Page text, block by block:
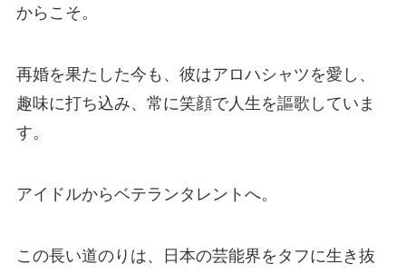
からこそ。
再婚を果たした今も、彼はアロハシャツを愛し、
趣味に打ち込み、常に笑顔で人生を謳歌していま
す。
アイドルからベテランタレントへ。
この長い道のりは、日本の芸能界をタフに生き抜